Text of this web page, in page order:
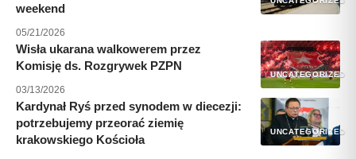
weekend
05/21/2026
UNCATEGORIZED
Wisła ukarana walkowerem przez
Komisję ds. Rozgrywek PZPN
03/13/2026
UNCATEGORIZED
Kardynał Ryś przed synodem w diecezji:
potrzebujemy przeorać ziemię
krakowskiego Kościoła